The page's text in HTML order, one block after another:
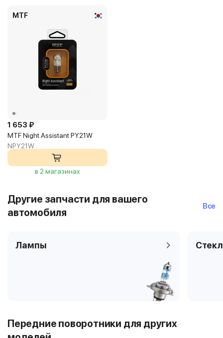
MTF
1 653 ₽
MTF Night Assistant PY21W
NPY21W
в 2 магазинах
Другие запчасти для вашего
автомобиля
Все
Лампы
Передние поворотники для других